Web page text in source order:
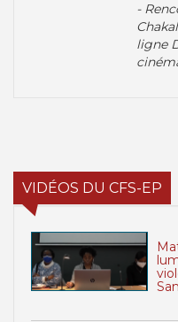
-
ligne
VIDÉOS DU CFS-EP